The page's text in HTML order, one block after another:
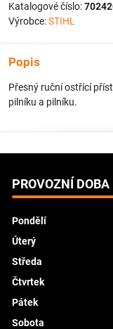
Katalogové číslo:
Výrobce:STIHL
Popis
Přesný ruční ostřící
pilníku a pilníku.
PROVOZNÍ DOBA
Pondělí
Úterý
Středa
Čtvrtek
Pátek
Sobota